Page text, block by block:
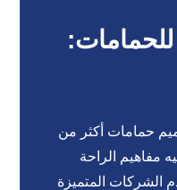
حمامات أكثر من
مفاهيم الراحة
الشركات المتميزة